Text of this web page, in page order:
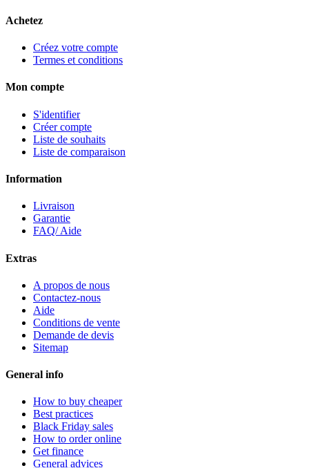
Achetez
Créez votre compte
Termes et conditions
Mon compte
S'identifier
Créer compte
Liste de souhaits
Liste de comparaison
Information
Livraison
Garantie
FAQ/ Aide
Extras
A propos de nous
Contactez-nous
Aide
Conditions de vente
Demande de devis
Sitemap
General info
How to buy cheaper
Best practices
Black Friday sales
How to order online
Get finance
General advices